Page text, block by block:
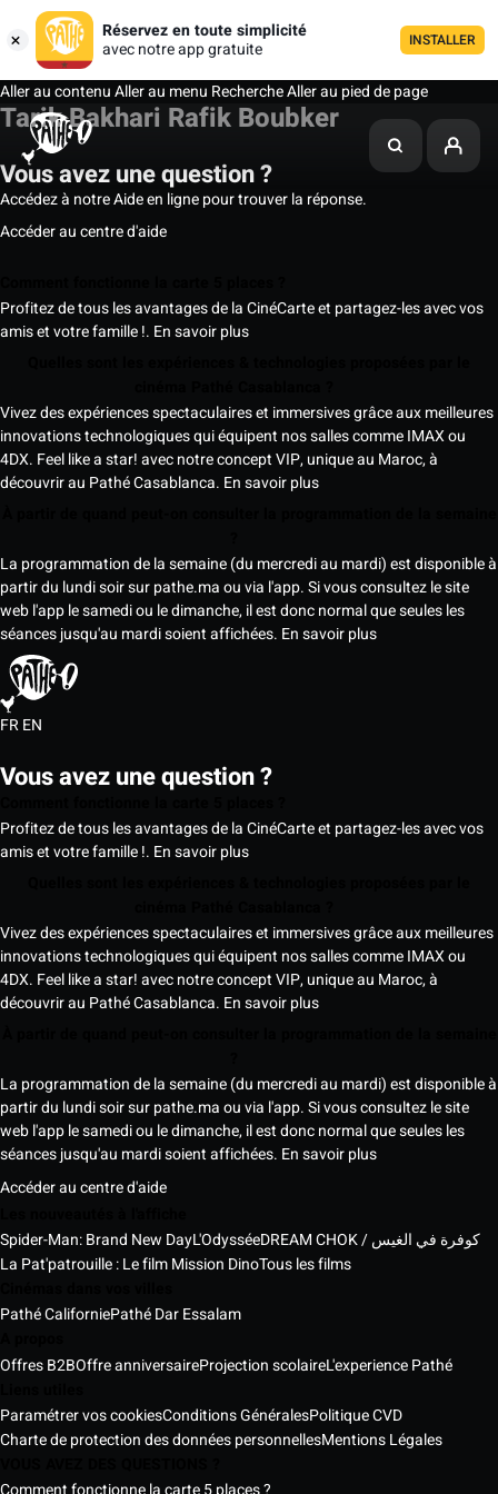
Réservez en toute simplicité
avec notre app gratuite
INSTALLER
Aller au contenuAller au menu RechercheAller au pied de page
Tarik Bakhari Rafik Boubker
Vous avez une question ?
Accédez à notre Aide en ligne pour trouver la réponse.
Accéder au centre d'aide
Profitez de tous les avantages de la CinéCarte et partagez-les avec vos
amis et votre famille !. En savoir plus
Vivez des expériences spectaculaires et immersives grâce aux meilleures
innovations technologiques qui équipent nos salles comme IMAX ou
4DX. Feel like a star! avec notre concept VIP, unique au Maroc, à
découvrir au Pathé Casablanca. En savoir plus
La programmation de la semaine (du mercredi au mardi) est disponible à
partir du lundi soir sur pathe.ma ou via l'app. Si vous consultez le site
web l'app le samedi ou le dimanche, il est donc normal que seules les
séances jusqu'au mardi soient affichées. En savoir plus
FREN
Vous avez une question ?
Profitez de tous les avantages de la CinéCarte et partagez-les avec vos
amis et votre famille !. En savoir plus
Vivez des expériences spectaculaires et immersives grâce aux meilleures
innovations technologiques qui équipent nos salles comme IMAX ou
4DX. Feel like a star! avec notre concept VIP, unique au Maroc, à
découvrir au Pathé Casablanca. En savoir plus
La programmation de la semaine (du mercredi au mardi) est disponible à
partir du lundi soir sur pathe.ma ou via l'app. Si vous consultez le site
web l'app le samedi ou le dimanche, il est donc normal que seules les
séances jusqu'au mardi soient affichées. En savoir plus
Accéder au centre d'aide
Spider-Man: Brand New DayL'Odyssée
DREAM CHOK / كوفرة في الغيس
La Pat'patrouille : Le film Mission DinoTous les films
Pathé CaliforniePathé Dar Essalam
Offres B2BOffre anniversaireProjection scolaireL'experience Pathé
Paramétrer vos cookiesConditions GénéralesPolitique CVD
Charte de protection des données personnellesMentions Légales